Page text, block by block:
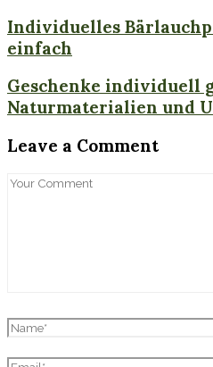
Individuelles
einfach
Geschenke individuell
Naturmaterialien und
Leave a Comment